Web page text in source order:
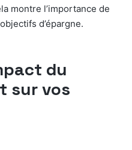
montre l’importance de
d’épargne.
du
sur vos